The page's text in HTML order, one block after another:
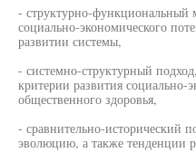
- структурно-
социально-экономического
развитии системы,
- системно-структурный
критерии развития социально-
общественного здоровья,
- сравнительно-исторический
эволюцию, а также тенденции